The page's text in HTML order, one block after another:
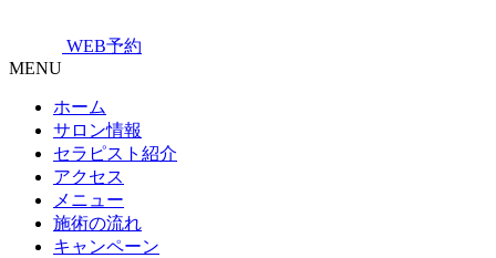
WEB予約
MENU
ホーム
サロン情報
セラピスト紹介
アクセス
メニュー
施術の流れ
キャンペーン